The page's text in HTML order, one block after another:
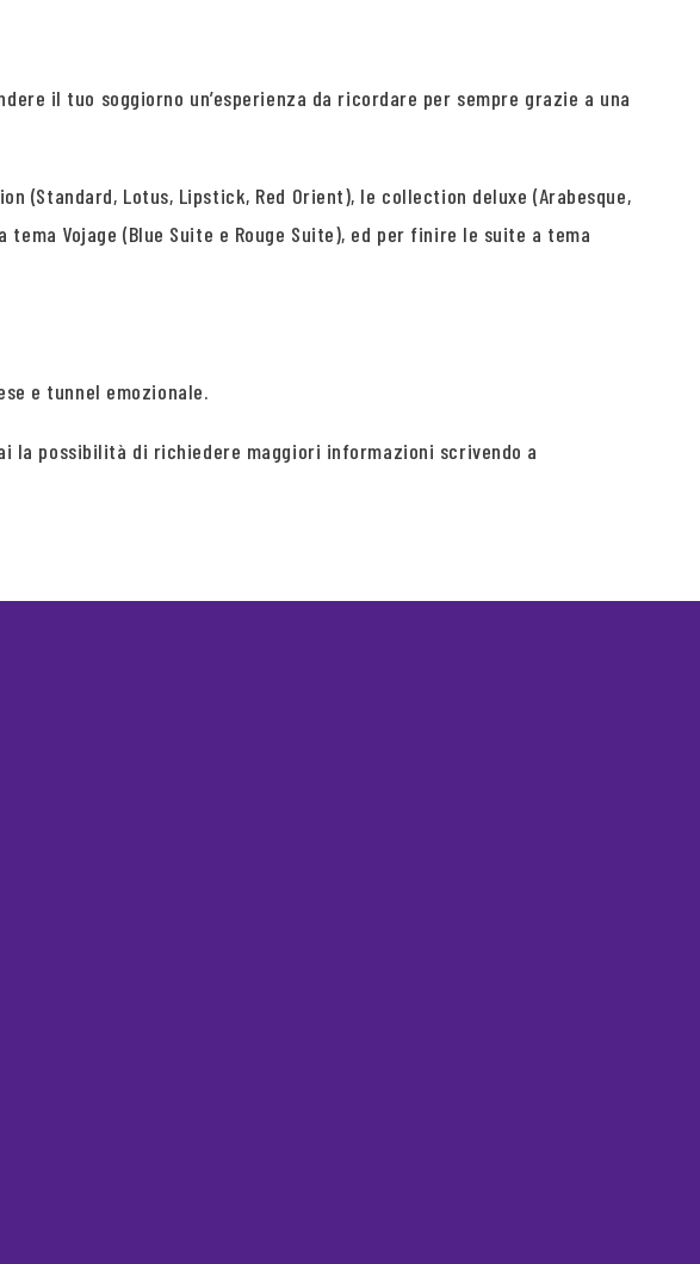
il tuo soggiorno un’esperienza da ricordare per sempre grazie a una
Lotus, Lipstick, Red Orient), le collection deluxe (Arabesque,
Vojage (Blue Suite e Rouge Suite), ed per finire le suite a tema
e tunnel emozionale.
la possibilità di richiedere maggiori informazioni scrivendo a